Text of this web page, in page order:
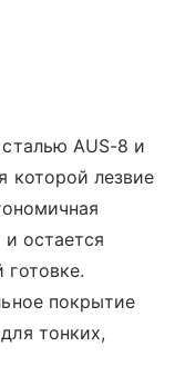
AUS-8 и
которой лезвие
и остается
покрытие
тонких,